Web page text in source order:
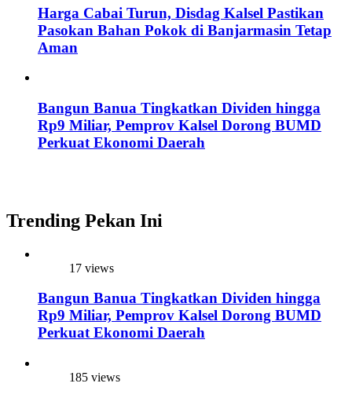
Harga Cabai Turun, Disdag Kalsel Pastikan
Pasokan Bahan Pokok di Banjarmasin Tetap
Aman
Bangun Banua Tingkatkan Dividen hingga
Rp9 Miliar, Pemprov Kalsel Dorong BUMD
Perkuat Ekonomi Daerah
Trending Pekan Ini
17 views
Bangun Banua Tingkatkan Dividen hingga
Rp9 Miliar, Pemprov Kalsel Dorong BUMD
Perkuat Ekonomi Daerah
185 views